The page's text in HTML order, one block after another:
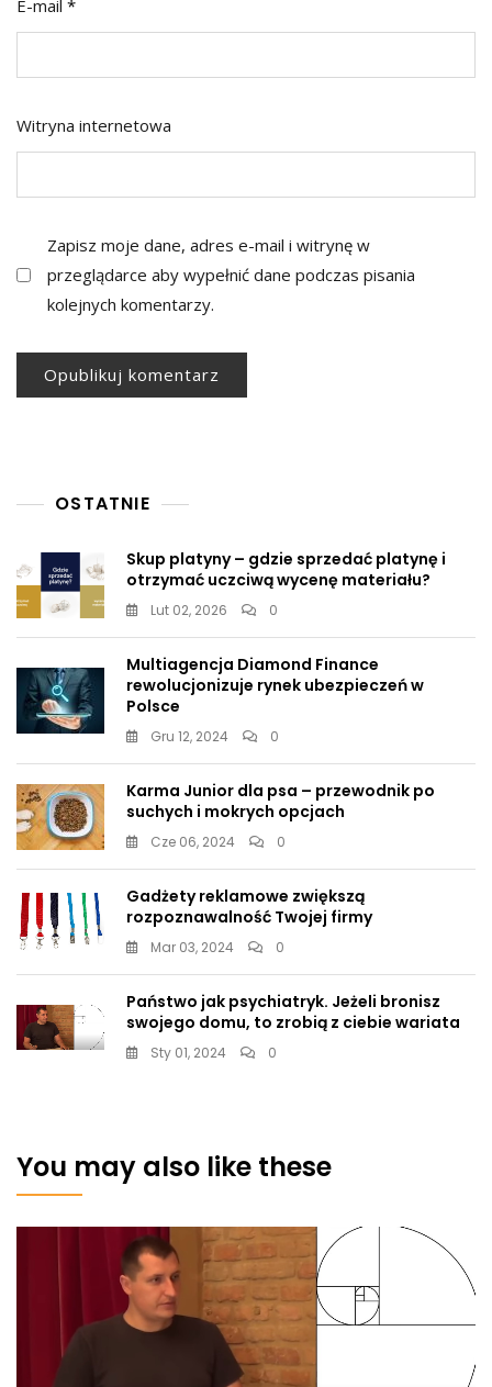
E-mail *
Witryna internetowa
Zapisz moje dane, adres e-mail i witrynę w
przeglądarce aby wypełnić dane podczas pisania
kolejnych komentarzy.
OSTATNIE
Skup platyny – gdzie sprzedać platynę i
otrzymać uczciwą wycenę materiału?
Lut 02, 2026 0
Multiagencja Diamond Finance
rewolucjonizuje rynek ubezpieczeń w
Polsce
Gru 12, 2024 0
Karma Junior dla psa – przewodnik po
suchych i mokrych opcjach
Cze 06, 2024 0
Gadżety reklamowe zwiększą
rozpoznawalność Twojej firmy
Mar 03, 2024 0
Państwo jak psychiatryk. Jeżeli bronisz
swojego domu, to zrobią z ciebie wariata
Sty 01, 2024 0
You may also like these